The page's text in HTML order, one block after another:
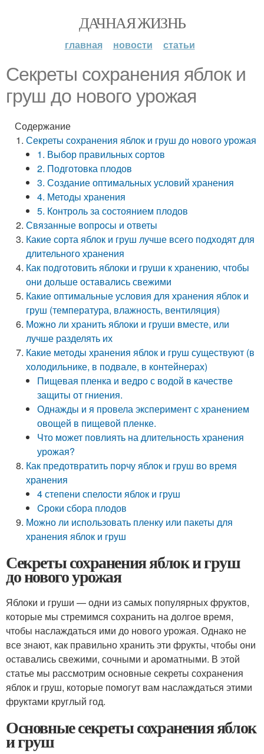
ДАЧНАЯ ЖИЗНЬ
главная новости статьи
Секреты сохранения яблок и
груш до нового урожая
Содержание
Секреты сохранения яблок и груш до нового урожая
1. Выбор правильных сортов
2. Подготовка плодов
3. Создание оптимальных условий хранения
4. Методы хранения
5. Контроль за состоянием плодов
Связанные вопросы и ответы
Какие сорта яблок и груш лучше всего подходят для
длительного хранения
Как подготовить яблоки и груши к хранению, чтобы
они дольше оставались свежими
Какие оптимальные условия для хранения яблок и
груш (температура, влажность, вентиляция)
Можно ли хранить яблоки и груши вместе, или
лучше разделять их
Какие методы хранения яблок и груш существуют (в
холодильнике, в подвале, в контейнерах)
Пищевая пленка и ведро с водой в качестве
защиты от гниения.
Однажды и я провела эксперимент с хранением
овощей в пищевой пленке.
Что может повлиять на длительность хранения
урожая?
Как предотвратить порчу яблок и груш во время
хранения
4 степени спелости яблок и груш
Cроки сбора плодов
Можно ли использовать пленку или пакеты для
хранения яблок и груш
Секреты сохранения яблок и груш
до нового урожая
Яблоки и груши — одни из самых популярных фруктов,
которые мы стремимся сохранить на долгое время,
чтобы наслаждаться ими до нового урожая. Однако не
все знают, как правильно хранить эти фрукты, чтобы они
оставались свежими, сочными и ароматными. В этой
статье мы рассмотрим основные секреты сохранения
яблок и груш, которые помогут вам наслаждаться этими
фруктами круглый год.
Основные секреты сохранения яблок
и груш